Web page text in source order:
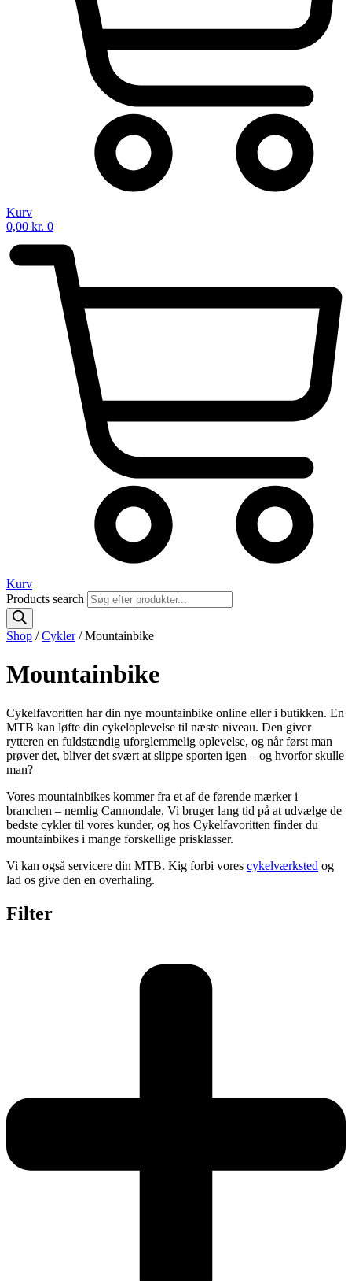
Kurv
0,00 kr. 0
Kurv
Products search
Shop /Cykler/ Mountainbike
Mountainbike
Cykelfavoritten har din nye mountainbike online eller i butikken. En
MTB kan løfte din cykeloplevelse til næste niveau. Den giver
rytteren en fuldstændig uforglemmelig oplevelse, og når først man
prøver det, bliver det svært at slippe sporten igen – og hvorfor skulle
man?
Vores mountainbikes kommer fra et af de førende mærker i
branchen – nemlig Cannondale. Vi bruger lang tid på at udvælge de
bedste cykler til vores kunder, og hos Cykelfavoritten finder du
mountainbikes i mange forskellige prisklasser.
Vi kan også servicere din MTB. Kig forbi vores cykelværksted og
lad os give den en overhaling.
Filter